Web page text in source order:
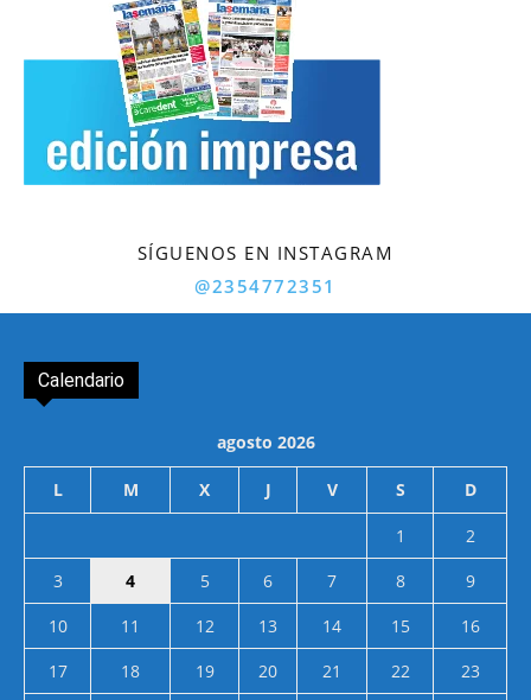
SÍGUENOS EN INSTAGRAM
@2354772351
Calendario
agosto 2026
L M X J V S D
1
2
3
4 5 6 7 8
9
10
11 12 13 14 15
16
17
18 19 20 21 22
23